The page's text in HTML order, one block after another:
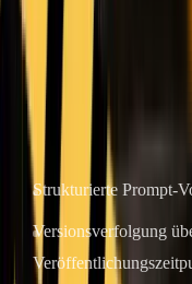
Der ROI hängt
nur vom Modell
Für welches Modell Sie
lassen schnell nach,
Strukturierte Prompt-
Versionsverfolgung